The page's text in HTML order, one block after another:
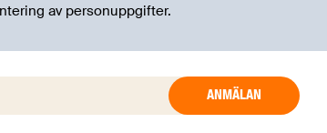
av personuppgifter.